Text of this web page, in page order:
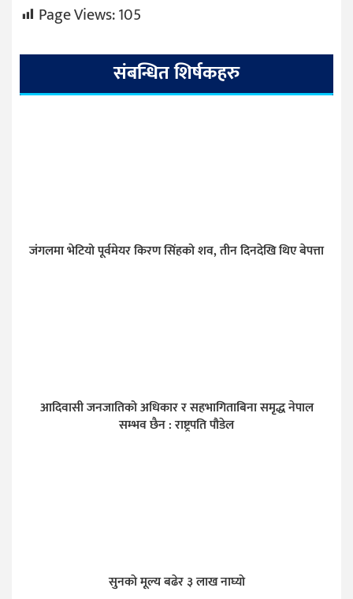
Page Views:105
संबन्धित शिर्षकहरु
जंगलमा भेटियो पूर्वमेयर किरण सिंहको शव, तीन दिनदेखि थिए बेपत्ता
आदिवासी जनजातिको अधिकार र सहभागिताबिना समृद्ध नेपाल
सम्भव छैन : राष्ट्रपति पौडेल
सुनकाे मूल्य बढेर ३ लाख नाघ्याे